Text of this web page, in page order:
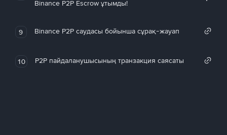
Binance P2P Escrow ұтымды!
9 Binance P2P саудасы бойынша сұрақ-жауап
10 P2P пайдаланушысының транзакция саясаты